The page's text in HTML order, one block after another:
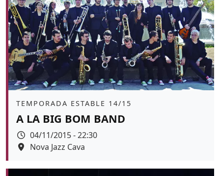
Àmbit
TEMPORADA ESTABLE 14/15
A LA BIG BOM BAND
Data
04/11/2015 - 22:30
Espai
Nova Jazz Cava